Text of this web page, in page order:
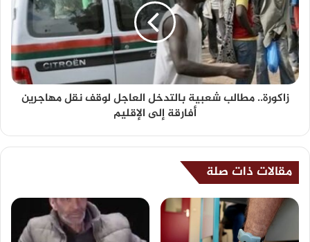
زاكورة.. مطالب شعبية بالتدخل العاجل لوقف نقل مهاجرين
أفارقة إلى الإقليم
مقالات ذات صلة